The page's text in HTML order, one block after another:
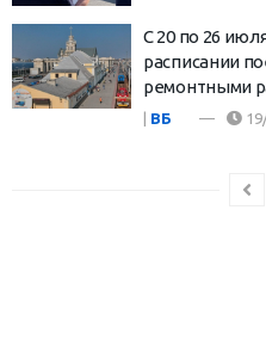
С 20 по 26
расписании
ремонтными
| ВБ